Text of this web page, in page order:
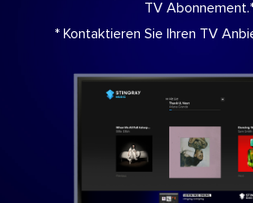
TV
* Kontaktieren Sie Ihren TV